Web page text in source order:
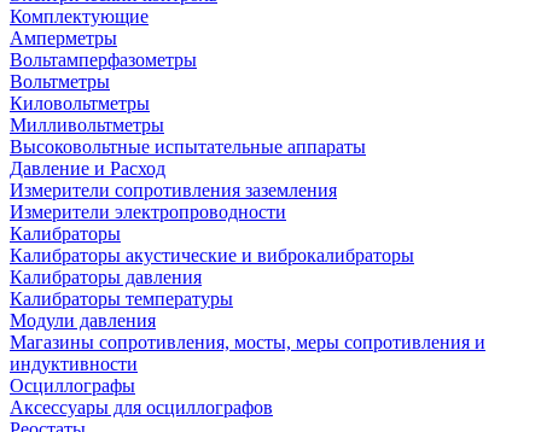
Комплектующие
Амперметры
Вольтамперфазометры
Вольтметры
Киловольтметры
Милливольтметры
Высоковольтные испытательные аппараты
Давление и Расход
Измерители сопротивления заземления
Измерители электропроводности
Калибраторы
Калибраторы акустические и виброкалибраторы
Калибраторы давления
Калибраторы температуры
Модули давления
Магазины сопротивления, мосты, меры сопротивления и
индуктивности
Осциллографы
Аксессуары для осциллографов